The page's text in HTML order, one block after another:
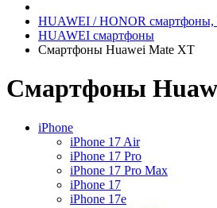
HUAWEI / HONOR cмартфоны,
HUAWEI cмартфоны
Смартфоны Huawei Mate XT
Смартфоны
iPhone
iPhone 17 Air
iPhone 17 Pro
iPhone 17 Pro Max
iPhone 17
iPhone 17e